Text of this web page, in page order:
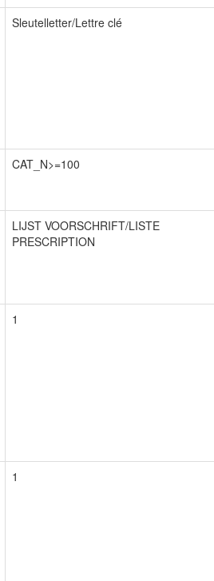
Sleutelletter/Lettre clé
CAT_N>=100
LIJST VOORSCHRIFT/LISTE
PRESCRIPTION
1
1